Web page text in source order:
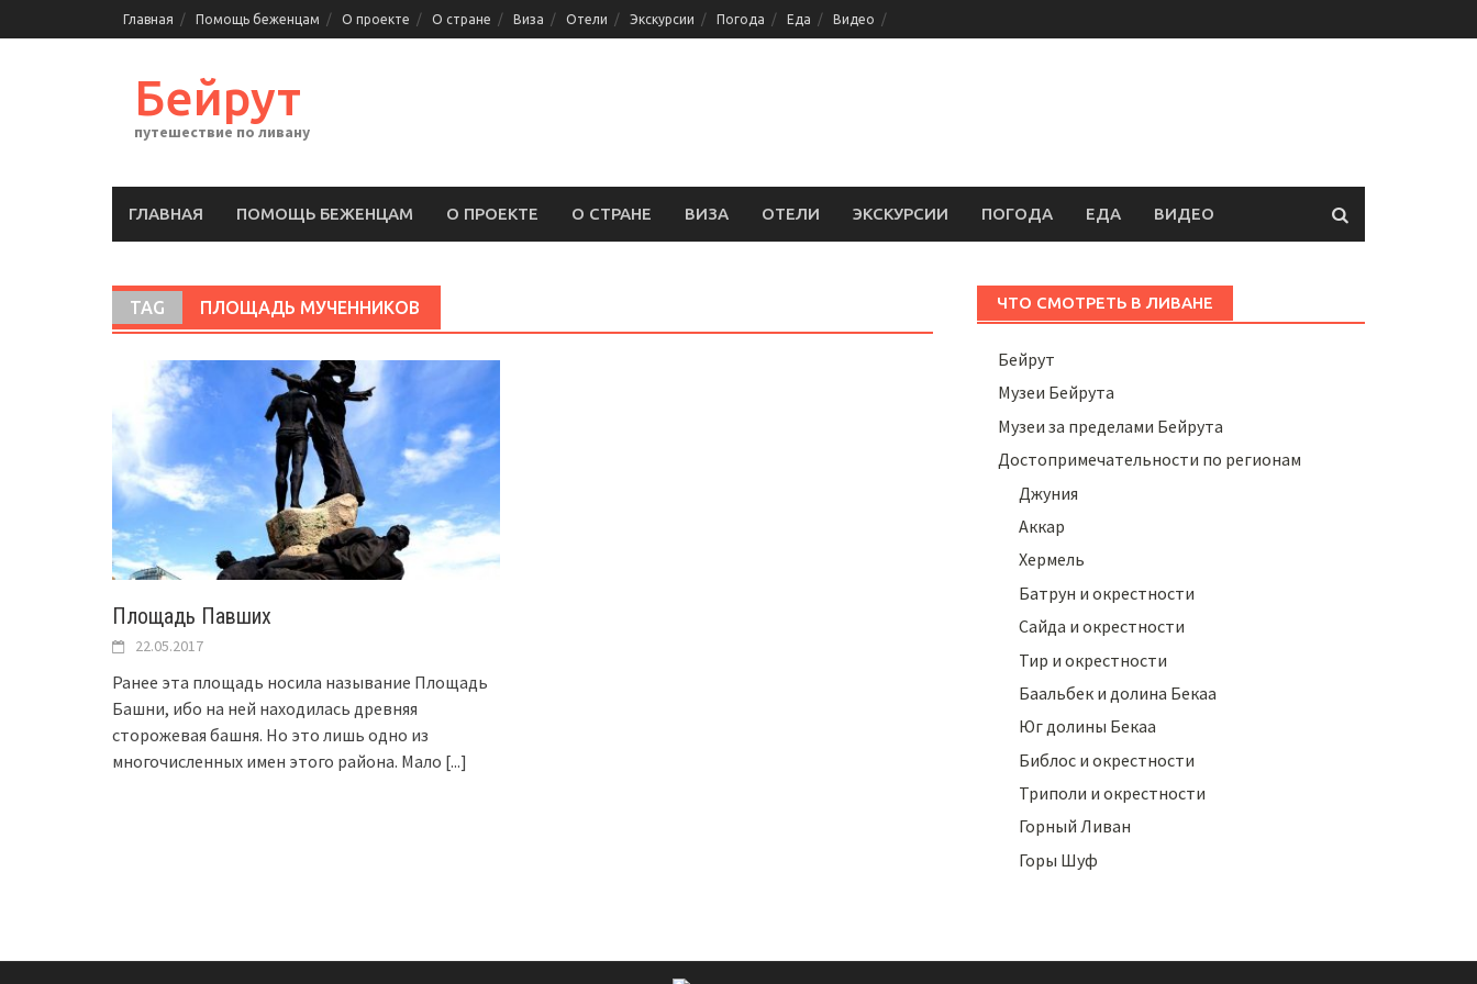
к
Главная Помощь беженцам О проекте О стране Виза Отели Экскурсии Погода Еда Видео
Бейрут
путешествие по ливану
ГЛАВНАЯ ПОМОЩЬ БЕЖЕНЦАМ О ПРОЕКТЕ О СТРАНЕ ВИЗА ОТЕЛИ ЭКСКУРСИИ ПОГОДА ЕДА ВИДЕО
TAG ПЛОЩАДЬ МУЧЕННИКОВ
Площадь Павших
22.05.2017
Ранее эта площадь носила называние Площадь
Башни, ибо на ней находилась древняя
сторожевая башня. Но это лишь одно из
многочисленных имен этого района. Мало [...]
ЧТО СМОТРЕТЬ В ЛИВАНЕ
Бейрут
Музеи Бейрута
Музеи за пределами Бейрута
Достопримечательности по регионам
Джуния
Аккар
Хермель
Батрун и окрестности
Сайда и окрестности
Тир и окрестности
Баальбек и долина Бекаа
Юг долины Бекаа
Библос и окрестности
Триполи и окрестности
Горный Ливан
Горы Шуф